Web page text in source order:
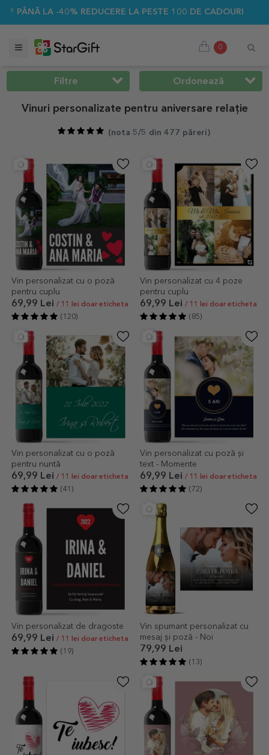
REDUCERE LA PESTE 100 DE CADOURI PERSONALIZATE ☀️
0
Filtre Ordonează
Vinuri personalizate pentru aniversare relație
(nota 5/5 din 477 păreri )
Vin personalizat cu o poză
pentru cuplu
69,99 Lei / 11 lei doar eticheta
(120)
Vin personalizat cu 4 poze
pentru cuplu
69,99 Lei / 11 lei doar eticheta
(85)
Vin personalizat cu o poză
pentru nuntă
69,99 Lei / 11 lei doar eticheta
(41)
Vin personalizat cu poză și
text - Momente
69,99 Lei / 11 lei doar eticheta
(72)
Vin personalizat de dragoste
69,99 Lei / 11 lei doar eticheta
(19)
Vin spumant personalizat cu
mesaj și poză - Noi
79,99 Lei
(13)